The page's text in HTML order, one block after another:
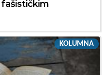
KOLUMNA